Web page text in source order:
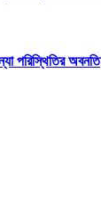
পরিস্থিতির অবনতি